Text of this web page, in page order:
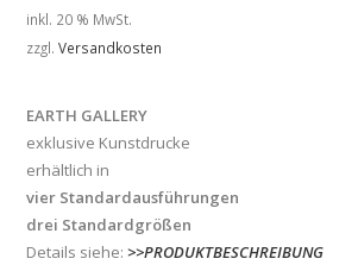
inkl. 20 % MwSt.
zzgl.Versandkosten
EARTH GALLERY
exklusive Kunstdrucke
erhältlich in
vier Standardausführungen
drei Standardgrößen
Details siehe:>>PRODUKTBESCHREIBUNG